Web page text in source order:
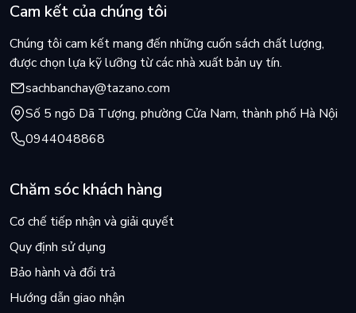
Cam kết của chúng tôi
Chúng tôi cam kết mang đến những cuốn sách chất lượng,
được chọn lựa kỹ lưỡng từ các nhà xuất bản uy tín.
sachbanchay@tazano.com
Số 5 ngõ Dã Tượng, phường Cửa Nam, thành phố Hà Nội
0944048868
Chăm sóc khách hàng
Cơ chế tiếp nhận và giải quyết
Quy định sử dụng
Bảo hành và đổi trả
Hướng dẫn giao nhận